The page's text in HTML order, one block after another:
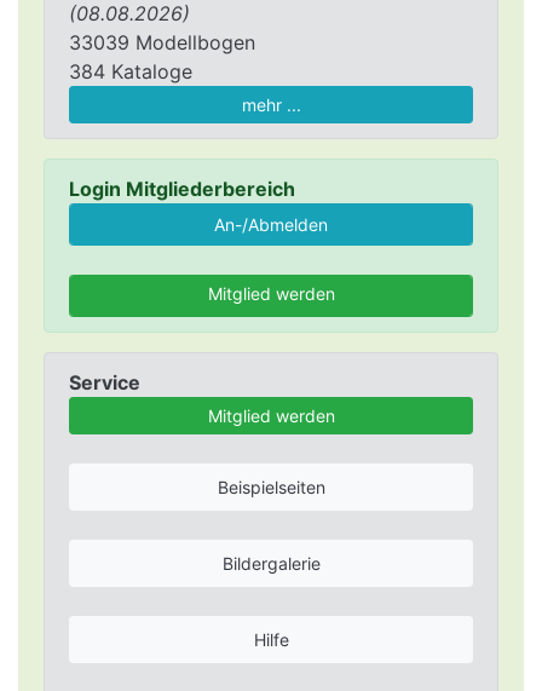
(08.08.2026)
33039 Modellbogen
384 Kataloge
mehr ...
Login Mitgliederbereich
Mitglied werden
Service
Mitglied werden
Beispielseiten
Bildergalerie
Hilfe